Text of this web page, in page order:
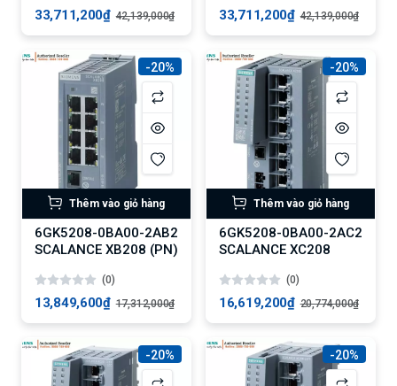
33,711,200₫ 42,139,000₫ 33,711,200₫ 42,139,000₫
-20%
Thêm vào giỏ hàng
6GK5208-0BA00-2AB2
SCALANCE XB208 (PN)
(0)
13,849,600₫ 17,312,000₫
-20%
Thêm vào giỏ hàng
6GK5208-0BA00-2AC2
SCALANCE XC208
(0)
16,619,200₫ 20,774,000₫
-20% -20%